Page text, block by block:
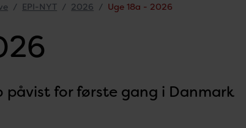
EPI-NYT 2026 Uge 18a - 2026
for første gang i Danmark